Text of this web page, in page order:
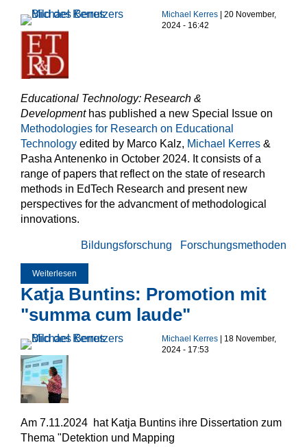
Michael Kerres | 20 November,
2024 - 16:42
Educational Technology: Research &
Developmenthas published a new Special Issue on
Methodologies for Research on Educational
Technology edited by Marco Kalz, Michael Kerres &
Pasha Antenenko in October 2024. It consists of a
range of papers that reflect on the state of research
methods in EdTech Research and present new
perspectives for the advancment of methodological
innovations.
Forschungsmethoden
Bildungsforschung
Weiterlesen
Katja Buntins: Promotion mit
"summa cum laude"
Michael Kerres | 18 November,
2024 - 17:53
Am 7.11.2024 hat Katja Buntins ihre Dissertation zum
Thema "Detektion und Mapping